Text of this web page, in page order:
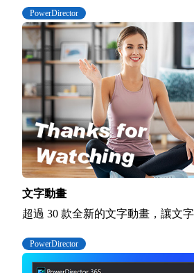
PowerDirector
文字動畫
超過 30 款全新的文字動畫，讓文字
PowerDirector